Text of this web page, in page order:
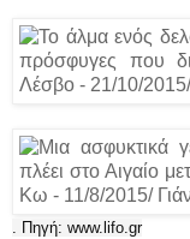
. Πηγή: www.lifo.gr